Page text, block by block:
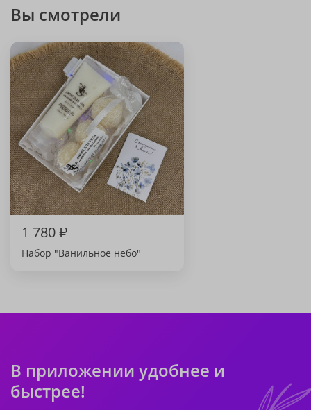
Вы смотрели
1 780₽
Набор "Ванильное небо"
В приложении удобнее и
быстрее!